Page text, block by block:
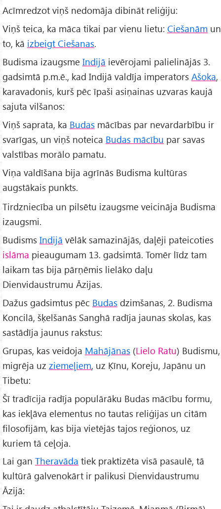
Acīmredzot viņš nedomāja dibināt reliģiju:
Viņš teica, ka māca tikai par vienu lietu: Ciešanām un
to, kā izbeigt Ciešanas.
Budisma izaugsme Indijā ievērojami palielinājās 3.
gadsimtā p.m.ē., kad Indijā valdīja imperators Ašoka,
karavadonis, kurš pēc īpaši asiņainas uzvaras kaujā
sajuta vilšanos:
Viņš saprata, ka Budas mācības par nevardarbību ir
svarīgas, un viņš noteica Budas mācību par savas
valstības morālo pamatu.
Viņa valdīšana bija agrīnās Budisma kultūras
augstākais punkts.
Tirdzniecība un pilsētu izaugsme veicināja Budisma
izaugsmi.
Budisms Indijā vēlāk samazinājās, daļēji pateicoties
islāma pieaugumam 13. gadsimtā. Tomēr līdz tam
laikam tas bija pārņēmis lielāko daļu
Dienvidaustrumu Āzijas.
Dažus gadsimtus pēc Budas dzimšanas, 2. Budisma
Koncilā, šķelšanās Sanghā radīja jaunas skolas, kas
sastādīja jaunus rakstus:
Grupas, kas veidoja Mahājānas (Lielo Ratu) Budismu,
migrēja uz ziemeļiem, uz Ķīnu, Koreju, Japānu un
Tibetu:
Šī tradīcija radīja populārāku Budas mācību formu,
kas iekļāva elementus no tautas reliģijas un citām
filosofijām, kas bija vietējās tajos reģionos, uz
kuriem tā ceļoja.
Lai gan Theravāda tiek praktizēta visā pasaulē, tā
kultūrā galvenokārt ir palikusi Dienvidaustrumu
Āzijā: